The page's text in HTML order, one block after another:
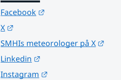
Facebook
X
SMHIs meteorologer på X
Linkedin
Instagram